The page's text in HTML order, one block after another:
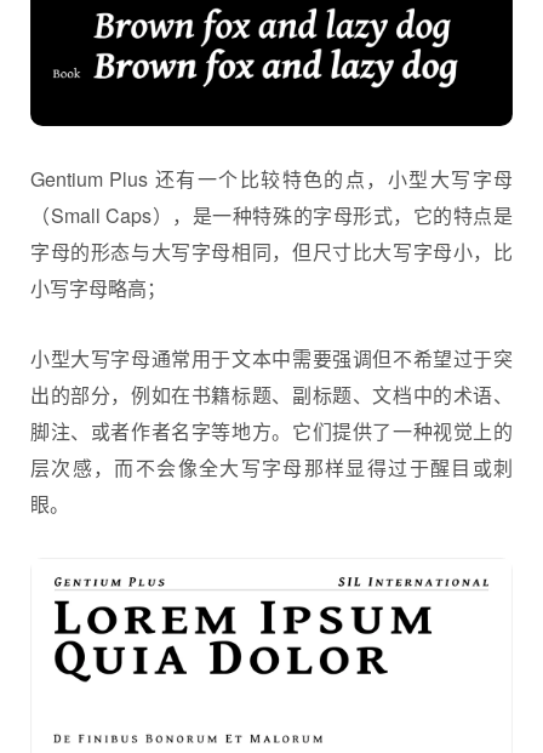
Gentium Plus 还有一个比较特色的点，小型大写字母
（Small Caps），是一种特殊的字母形式，它的特点是
字母的形态与大写字母相同，但尺寸比大写字母小，比
小写字母略高；
小型大写字母通常用于文本中需要强调但不希望过于突
出的部分，例如在书籍标题、副标题、文档中的术语、
脚注、或者作者名字等地方。它们提供了一种视觉上的
层次感，而不会像全大写字母那样显得过于醒目或刺
眼。